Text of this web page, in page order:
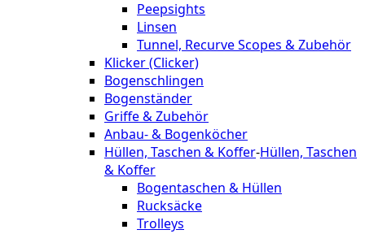
Peepsights
Linsen
Tunnel, Recurve Scopes & Zubehör
Klicker (Clicker)
Bogenschlingen
Bogenständer
Griffe & Zubehör
Anbau- & Bogenköcher
Hüllen, Taschen & Koffer-Hüllen, Taschen
& Koffer
Bogentaschen & Hüllen
Rucksäcke
Trolleys